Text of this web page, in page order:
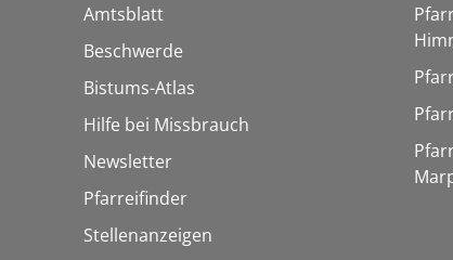
Amtsblatt
Beschwerde
Bistums-Atlas
Hilfe bei Missbrauch
Newsletter
Pfarreifinder
Stellenanzeigen